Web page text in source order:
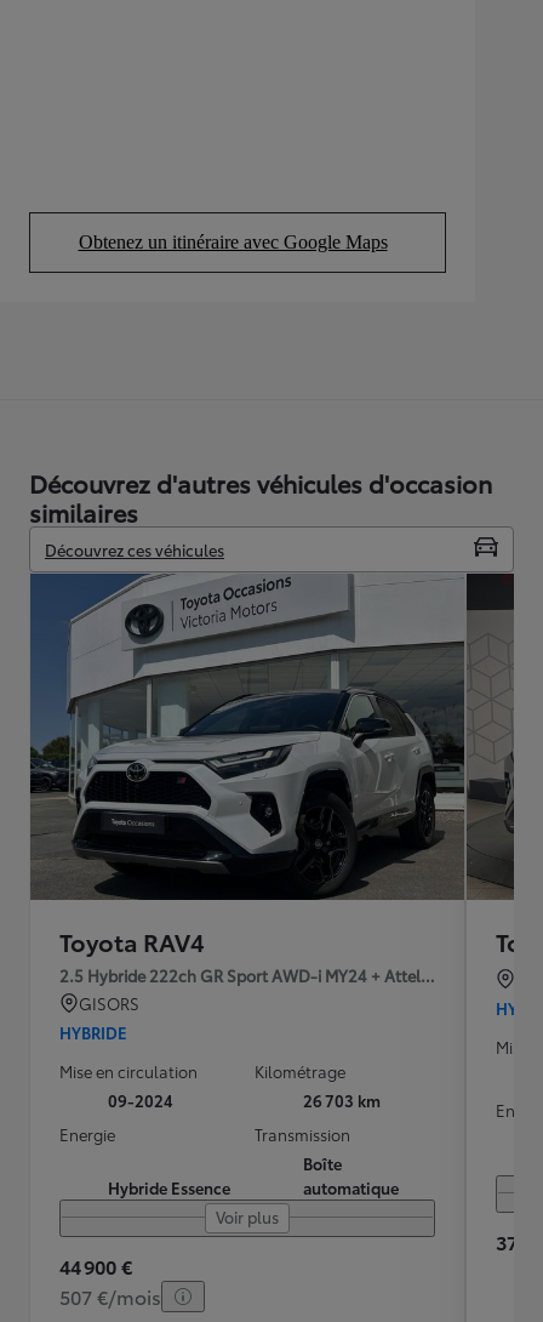
Obtenez un itinéraire avec Google Maps
(Opens in new tab)
Découvrez d'autres véhicules d'occasion
similaires
Découvrez ces véhicules
Toyota RAV4
2.5 Hybride 222ch GR Sport AWD-i MY24 + Attelage Détachable
GISORS
HYBRIDE
Mise en circulation
09-2024
Kilométrage
26 703 km
Energie
Hybride Essence
Transmission
Boîte
automatique
Voir plus
44 900 €
507 €/mois
Mise
37